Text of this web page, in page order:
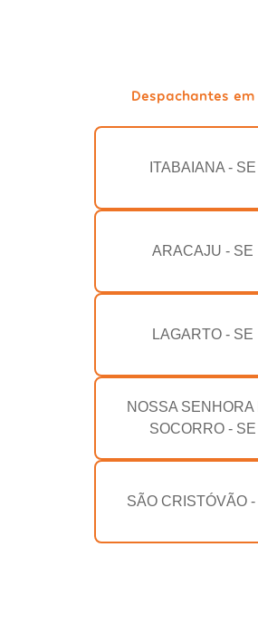
Despachantes em
ITABAIANA - SE
ARACAJU - SE
LAGARTO - SE
NOSSA SENHORA
SOCORRO - SE
SÃO CRISTÓVÃO -